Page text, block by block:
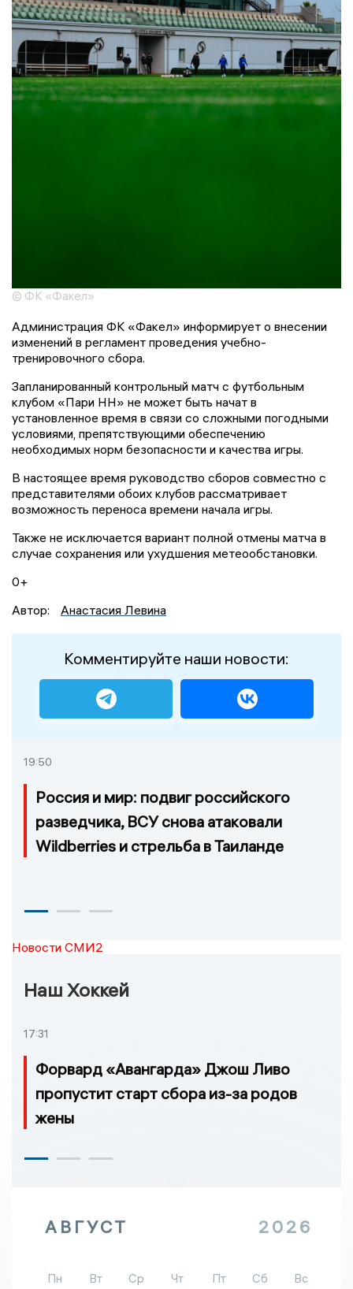
© ФК «Факел»
Администрация ФК «Факел» информирует о внесении
изменений в регламент проведения учебно-
тренировочного сбора.
Запланированный контрольный матч с футбольным
клубом «Пари НН» не может быть начат в
установленное время в связи со сложными погодными
условиями, препятствующими обеспечению
необходимых норм безопасности и качества игры.
В настоящее время руководство сборов совместно с
представителями обоих клубов рассматривает
возможность переноса времени начала игры.
Также не исключается вариант полной отмены матча в
случае сохранения или ухудшения метеообстановки.
0+
Автор:
Анастасия Левина
Комментируйте наши новости:
19:50
Россия и мир: подвиг российского
разведчика, ВСУ снова атаковали
Wildberries и стрельба в Таиланде
Новости СМИ2
Наш Хоккей
17:31
Форвард «Авангарда» Джош Ливо
пропустит старт сбора из-за родов
жены
АВГУСТ 2026
Пн Вт Ср Чт Пт Сб
Вс